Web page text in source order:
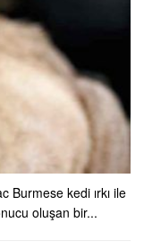
Burmese kedi ırkı ile
oluşan bir...